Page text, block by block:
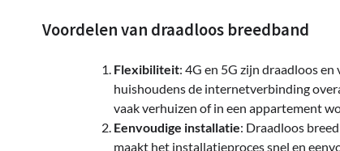
Voordelen van draadloos breedband
Flexibiliteit: 4G en 5G zijn draadloos
huishoudens de internetverbinding
vaak verhuizen of in een appartement
Eenvoudige installatie: Draadloos
maakt het installatieproces snel en